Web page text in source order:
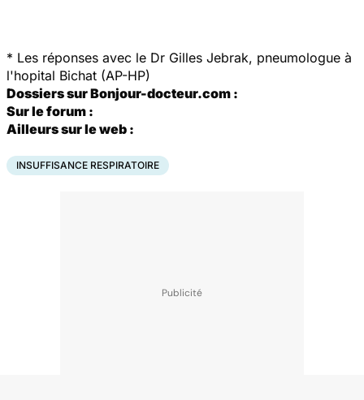
* Les réponses avec le Dr Gilles Jebrak, pneumologue à
l'hopital Bichat (AP-HP)
Dossiers sur Bonjour-docteur.com :
Sur le forum :
Ailleurs sur le web :
INSUFFISANCE RESPIRATOIRE